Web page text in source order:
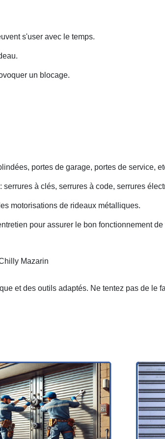
s'user avec le temps.
un blocage.
portes de garage, portes de service,
à clés, serrures à code, serrures
motorisations de rideaux métalliques.
pour assurer le bon fonctionnement
Mazarin
et des outils adaptés. Ne tentez pas de le